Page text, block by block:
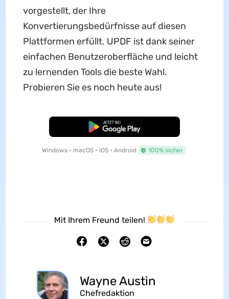
vorgestellt, der Ihre
Konvertierungsbedürfnisse auf diesen
Plattformen erfüllt. UPDF ist dank seiner
einfachen Benutzeroberfläche und leicht
zu lernenden Tools die beste Wahl.
Probieren Sie es noch heute aus!
Kostenloser Download
Windows • macOS • iOS • Android 100% sicher
Mit Ihrem Freund teilen!
Wayne Austin
Chefredaktion